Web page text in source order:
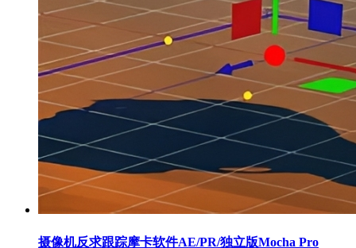
摄像机反求跟踪摩卡软件AE/PR/独立版Mocha Pro